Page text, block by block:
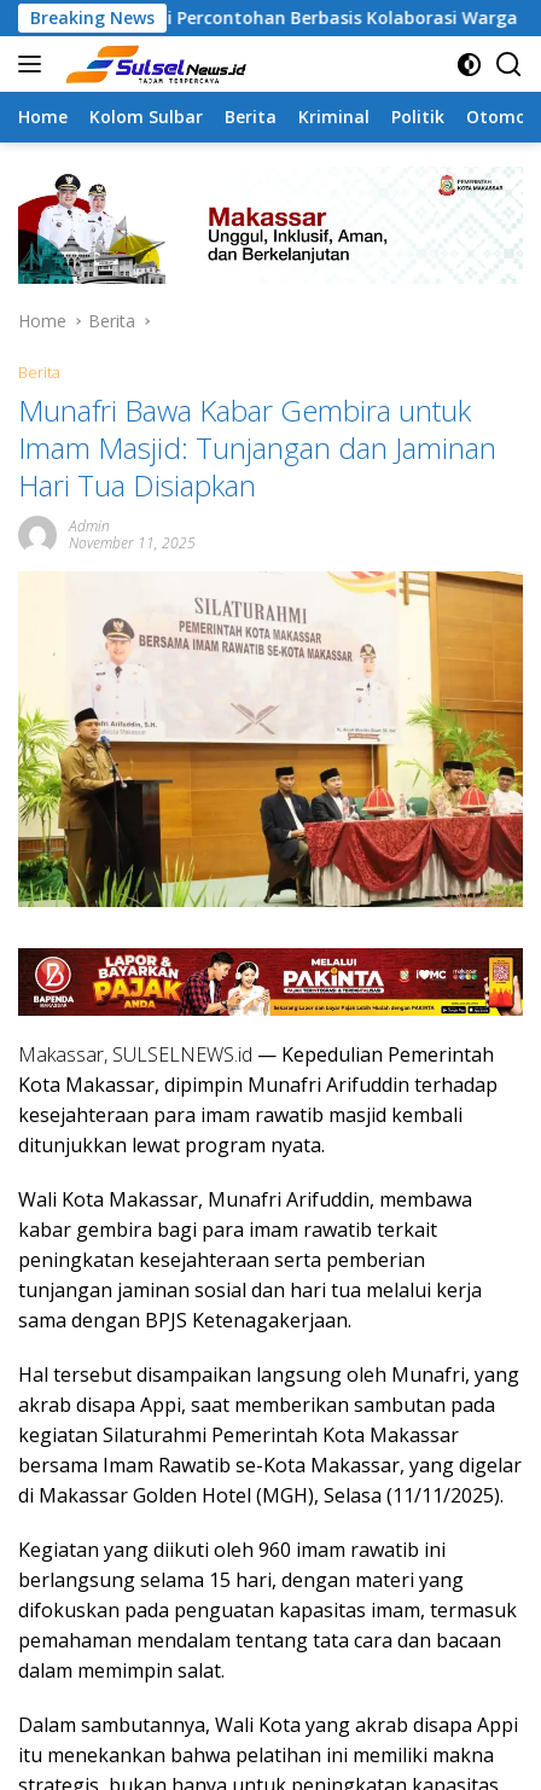
Skip
to
content
Breaking News
Percontohan Berbasis Kolaborasi Warga Pilah
Home Kolom Sulbar Berita Kriminal Politik
Home Berita
Berita
Munafri Bawa Kabar Gembira untuk
Imam Masjid: Tunjangan dan Jaminan
Hari Tua Disiapkan
Admin
November 11, 2025
Makassar, SULSELNEWS.id — Kepedulian Pemerintah
Kota Makassar, dipimpin Munafri Arifuddin terhadap
kesejahteraan para imam rawatib masjid kembali
ditunjukkan lewat program nyata.
Wali Kota Makassar, Munafri Arifuddin, membawa
kabar gembira bagi para imam rawatib terkait
peningkatan kesejahteraan serta pemberian
tunjangan jaminan sosial dan hari tua melalui kerja
sama dengan BPJS Ketenagakerjaan.
Hal tersebut disampaikan langsung oleh Munafri, yang
akrab disapa Appi, saat memberikan sambutan pada
kegiatan Silaturahmi Pemerintah Kota Makassar
bersama Imam Rawatib se-Kota Makassar, yang digelar
di Makassar Golden Hotel (MGH), Selasa (11/11/2025).
Kegiatan yang diikuti oleh 960 imam rawatib ini
berlangsung selama 15 hari, dengan materi yang
difokuskan pada penguatan kapasitas imam, termasuk
pemahaman mendalam tentang tata cara dan bacaan
dalam memimpin salat.
Dalam sambutannya, Wali Kota yang akrab disapa Appi
itu menekankan bahwa pelatihan ini memiliki makna